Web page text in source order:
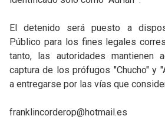
El detenido será puesto a
Público para los fines legales
tanto, las autoridades mantienen
captura de los prófugos "Chucho" y
a entregarse por las vías que
franklincorderop@hotmail.es